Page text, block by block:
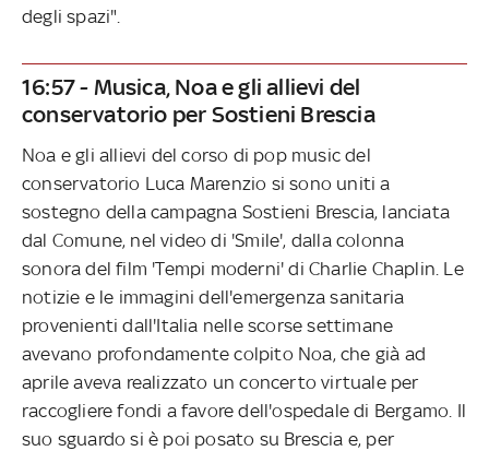
degli spazi".
16:57 - Musica, Noa e gli allievi del
conservatorio per Sostieni Brescia
Noa e gli allievi del corso di pop music del
conservatorio Luca Marenzio si sono uniti a
sostegno della campagna Sostieni Brescia, lanciata
dal Comune, nel video di 'Smile', dalla colonna
sonora del film 'Tempi moderni' di Charlie Chaplin. Le
notizie e le immagini dell'emergenza sanitaria
provenienti dall'Italia nelle scorse settimane
avevano profondamente colpito Noa, che già ad
aprile aveva realizzato un concerto virtuale per
raccogliere fondi a favore dell'ospedale di Bergamo. Il
suo sguardo si è poi posato su Brescia e, per